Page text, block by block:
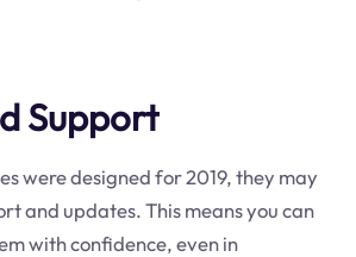
Support
were designed for 2019, they may
and updates. This means you can
with confidence, even in